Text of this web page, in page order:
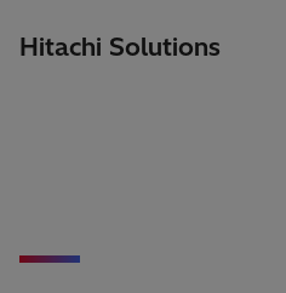
Hitachi Solutions